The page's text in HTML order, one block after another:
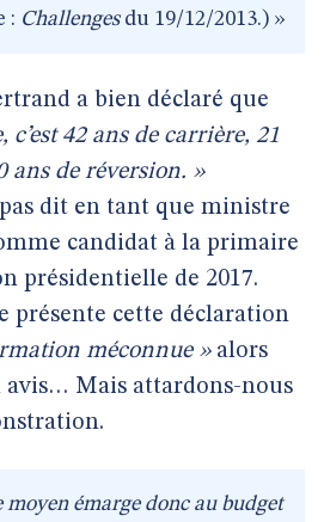
: Challenges du 19/12/2013.) »
a bien déclaré que
42 ans de carrière, 21
ans de réversion. »
dit en tant que ministre
candidat à la primaire
présidentielle de 2017.
présente cette déclaration
méconnue »alors
avis… Mais attardons-nous
émarge donc au budget